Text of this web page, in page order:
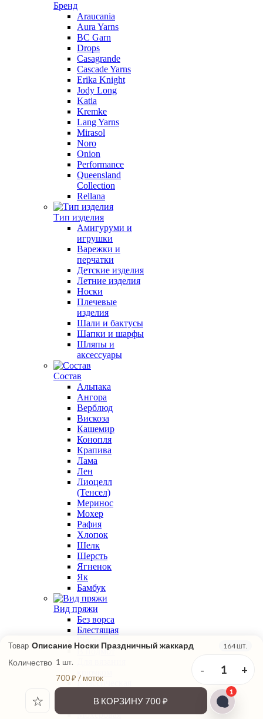
Бренд
Araucania
Aura Yarns
BC Garn
Drops
Casagrande
Cascade Yarns
Erika Knight
Jody Long
Katia
Kremke
Lang Yarns
Mirasol
Noro
Onion
Performance
Queensland
Collection
Rellana
Тип изделия
Амигуруми и
игрушки
Варежки и
перчатки
Детские изделия
Летние изделия
Носки
Плечевые
изделия
Шали и бактусы
Шапки и шарфы
Шляпы и
аксессуары
Состав
Альпака
Ангора
Верблюд
Вискоза
Кашемир
Конопля
Крапива
Лама
Лен
Лиоцелл
(Тенсел)
Меринос
Мохер
Рафия
Хлопок
Шелк
Шерсть
Ягненок
Як
Бамбук
Вид пряжи
Без ворса
Блестящая
Букле
В подмот
Классическая
Меланжевая
Мохеровая
Товар Описание Носки Праздничный жаккард 164 шт.
Количество 1 шт.
700 ₽ / моток
- 1 +
☆ В КОРЗИНУ 700 ₽
1